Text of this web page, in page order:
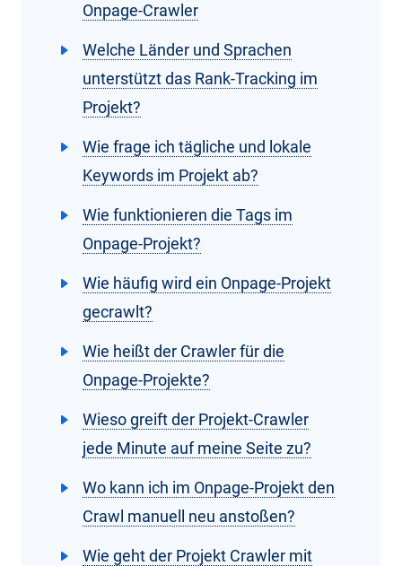
Onpage-Crawler
Welche Länder und Sprachen
unterstützt das Rank-Tracking im
Projekt?
Wie frage ich tägliche und lokale
Keywords im Projekt ab?
Wie funktionieren die Tags im
Onpage-Projekt?
Wie häufig wird ein Onpage-Projekt
gecrawlt?
Wie heißt der Crawler für die
Onpage-Projekte?
Wieso greift der Projekt-Crawler
jede Minute auf meine Seite zu?
Wo kann ich im Onpage-Projekt den
Crawl manuell neu anstoßen?
Wie geht der Projekt Crawler mit